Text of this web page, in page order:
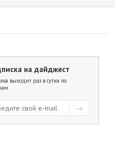
на дайджест
выходит раз в сутки по